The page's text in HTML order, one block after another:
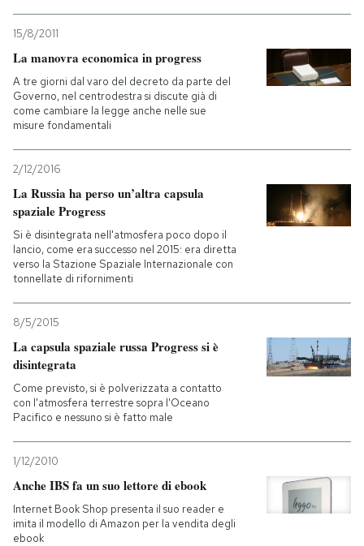
CALENDARIO
Entra
15/8/2011
La manovra economica in progress
A tre giorni dal varo del decreto da parte del
Governo, nel centrodestra si discute già di
come cambiare la legge anche nelle sue
misure fondamentali
2/12/2016
La Russia ha perso un’altra capsula
spaziale Progress
Si è disintegrata nell'atmosfera poco dopo il
lancio, come era successo nel 2015: era diretta
verso la Stazione Spaziale Internazionale con
tonnellate di rifornimenti
8/5/2015
La capsula spaziale russa Progress si è
disintegrata
Come previsto, si è polverizzata a contatto
con l'atmosfera terrestre sopra l'Oceano
Pacifico e nessuno si è fatto male
1/12/2010
Anche IBS fa un suo lettore di ebook
Internet Book Shop presenta il suo reader e
imita il modello di Amazon per la vendita degli
ebook